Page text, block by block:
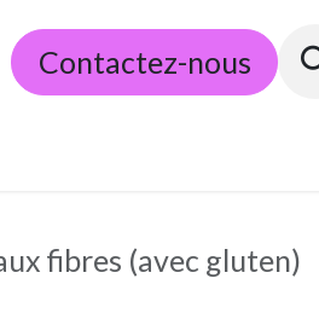
Partenaires
Contactez-nous
fibres (avec gluten)